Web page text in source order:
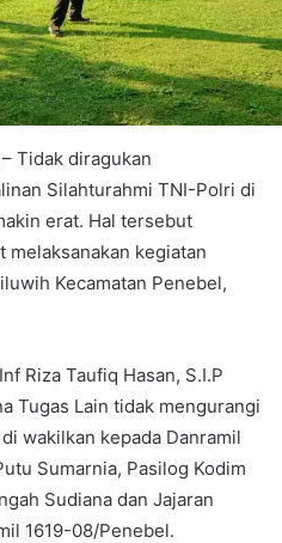
– Tidak diragukan
Silahturahmi TNI-Polri di
erat. Hal tersebut
melaksanakan kegiatan
Kecamatan Penebel,
Riza Taufiq Hasan, S.I.P
Tugas Lain tidak mengurangi
wakilkan kepada Danramil
Sumarnia, Pasilog Kodim
Sudiana dan Jajaran
1619-08/Penebel.